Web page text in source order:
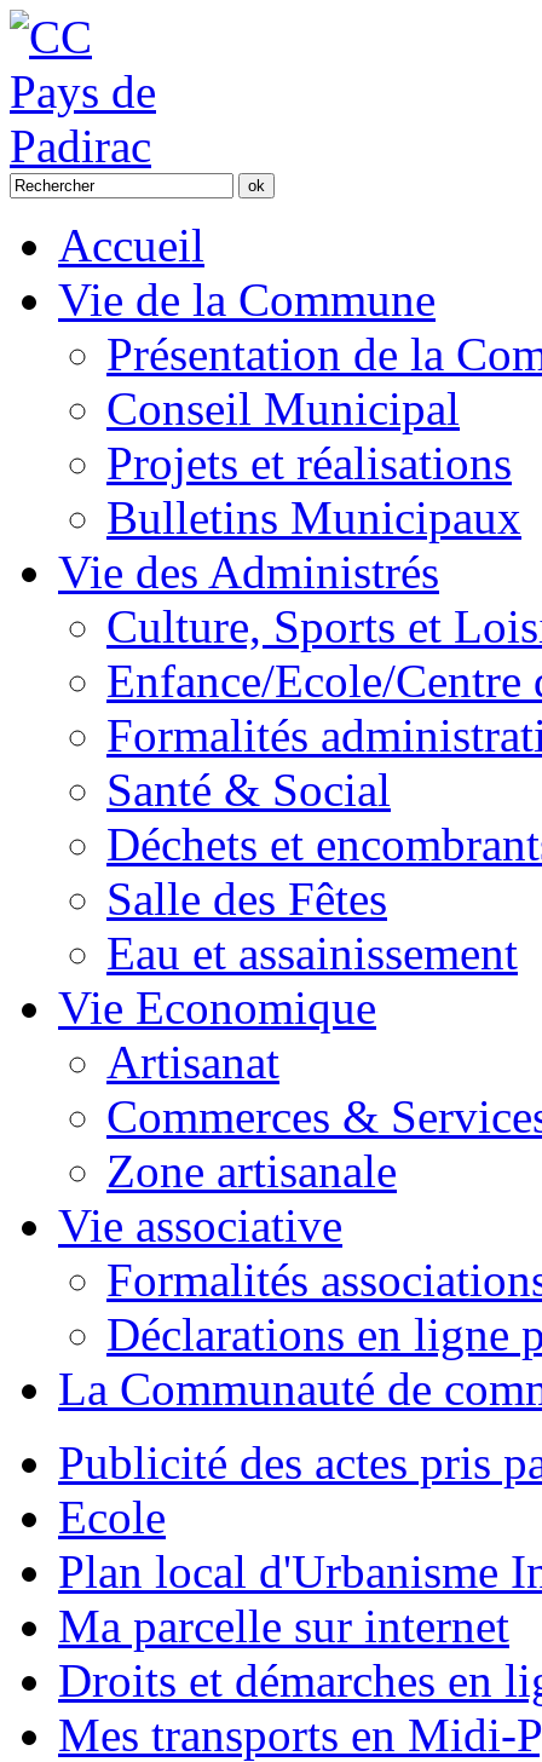
Accueil
Vie de la Commune
Présentation de la
Conseil Municipal
Projets et réalisations
Bulletins Municipaux
Vie des Administrés
Culture, Sports et
Enfance/Ecole/Centre
Formalités
Santé & Social
Déchets et
Salle des Fêtes
Eau et assainissement
Vie Economique
Artisanat
Commerces &
Zone artisanale
Vie associative
Formalités
Déclarations en ligne
La Communauté de
Publicité des actes pris
Ecole
Plan local d'Urbanisme
Ma parcelle sur internet
Droits et démarches en
Mes transports en Midi-